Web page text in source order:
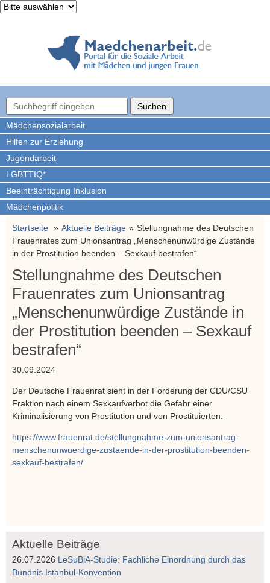
Mädchen­sozialarbeit
Hilfen zur Erziehung
Jugendarbeit
LGBTTIQ*
Beeinträchtigung Inklusion
Mädchenpolitik
Startseite Aktuelle Beiträge
Stellungnahme des Deutschen
Frauenrates zum Unionsantrag „Menschenunwürdige Zustände
in der Prostitution beenden – Sexkauf bestrafen“
Stellungnahme des Deutschen
Frauenrates zum Unionsantrag
„Menschenunwürdige Zustände in
der Prostitution beenden – Sexkauf
bestrafen“
30.09.2024
Der Deutsche Frauenrat sieht in der Forderung der CDU/CSU
Fraktion nach einem Sexkaufverbot die Gefahr einer
Kriminalisierung von Prostitution und von Prostituierten.
https://www.frauenrat.de/stellungnahme-zum-unionsantrag-
menschenunwuerdige-zustaende-in-der-prostitution-beenden-
sexkauf-bestrafen/
Aktuelle Beiträge
26.07.2026 LeSuBiA-Studie: Fachliche Einordnung durch das
Bündnis Istanbul-Konvention